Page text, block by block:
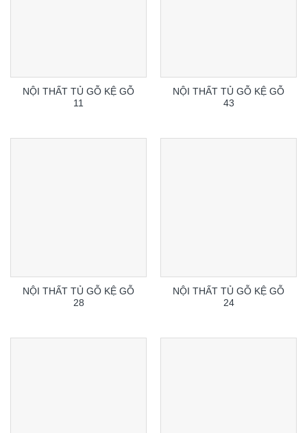
NỘI THẤT TỦ GỖ KỆ GỖ
11
NỘI THẤT TỦ GỖ KỆ GỖ
43
NỘI THẤT TỦ GỖ KỆ GỖ
28
NỘI THẤT TỦ GỖ KỆ GỖ
24